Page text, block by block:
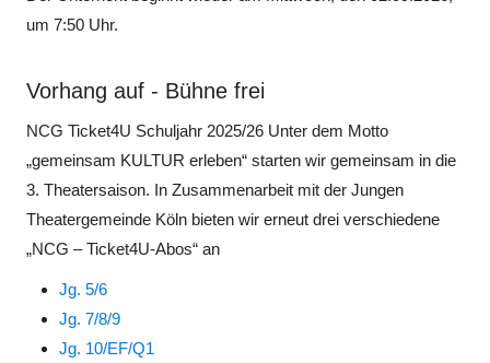
um 7:50 Uhr.
Vorhang auf - Bühne frei
NCG Ticket4U Schuljahr 2025/26 Unter dem Motto
„gemeinsam KULTUR erleben“ starten wir gemeinsam in die
3. Theatersaison. In Zusammenarbeit mit der Jungen
Theatergemeinde Köln bieten wir erneut drei verschiedene
„NCG – Ticket4U-Abos“ an
Jg. 5/6
Jg. 7/8/9
Jg. 10/EF/Q1